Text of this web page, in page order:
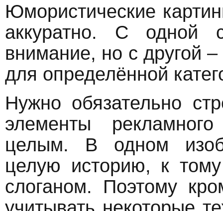
Юмористические
аккуратно. С одной
внимание, но с другой
для определённой
Нужно обязательно
элементы
целым. В одном
целую историю, к
слоганом. Поэтому